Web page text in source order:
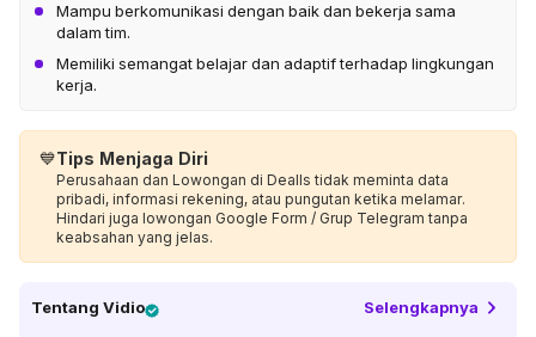
Mampu berkomunikasi dengan baik dan bekerja sama
dalam tim.
Memiliki semangat belajar dan adaptif terhadap lingkungan
kerja.
💙Tips Menjaga Diri
Perusahaan dan Lowongan di Dealls tidak meminta data
pribadi, informasi rekening, atau pungutan ketika melamar.
Hindari juga lowongan Google Form / Grup Telegram tanpa
keabsahan yang jelas.
Tentang Vidio Selengkapnya